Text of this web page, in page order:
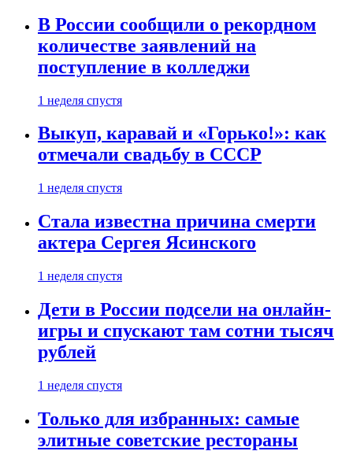
В России сообщили о рекордном
количестве заявлений на
поступление в колледжи
1 неделя спустя
Выкуп, каравай и «Горько!»: как
отмечали свадьбу в СССР
1 неделя спустя
Стала известна причина смерти
актера Сергея Ясинского
1 неделя спустя
Дети в России подсели на онлайн-
игры и спускают там сотни тысяч
рублей
1 неделя спустя
Только для избранных: самые
элитные советские рестораны